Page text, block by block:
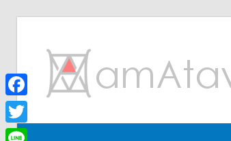
ン
ツ
へ
を
Facebook
Twitter